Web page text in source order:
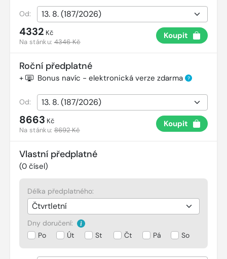
Od:
4332 Kč
Na stánku:4346 Kč
Koupit
Roční předplatné
+ Bonus navíc - elektronická verze zdarma ?
Od:
8663 Kč
Na stánku:8692 Kč
Koupit
Vlastní předplatné
(0 čísel)
Délka předplatného:
Dny doručení:
Po
Út St Čt Pá So